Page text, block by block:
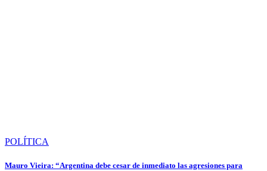
POLÍTICA
Mauro Vieira: “Argentina debe cesar de inmediato las agresiones para